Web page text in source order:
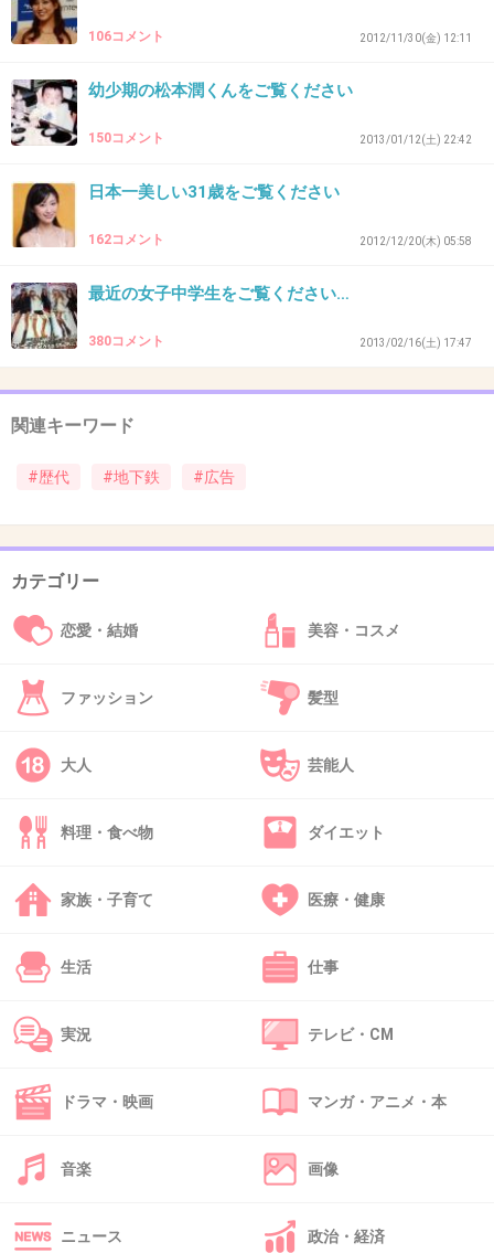
昔コンビニでバイトしてたけど、小さな店なの
に傘は何十本も忘れ物があった。
コンビニでさえあんなになるんだから、駅や電
車は傘の忘れ物が大量で場所をとってるに違い
ない。
山でやろう
後ろのオッサンにリュックが減り込んでますが
脇役が無表情でシュールで面白いww
32. 匿名 2013/04/03(水) 17:46:31
メガネのおじさん・おばさんの不幸人生www
33. 匿名 2013/04/03(水) 17:51:35
昔のは風刺画みたいだね。
34. 匿名 2013/04/03(水) 18:21:27
(///ω///)♪ホモォ
106コメント 2012/11/30(金) 12:11
幼少期の松本潤くんをご覧ください
150コメント 2013/01/12(土) 22:42
日本一美しい31歳をご覧ください
162コメント 2012/12/20(木) 05:58
最近の女子中学生をご覧ください…
380コメント 2013/02/16(土) 17:47
関連キーワード
#歴代 #地下鉄 #広告
カテゴリー
恋愛・結婚 美容・コスメ
ファッション 髪型
大人 芸能人
料理・食べ物 ダイエット
家族・子育て 医療・健康
生活 仕事
実況 テレビ・CM
ドラマ・映画 マンガ・アニメ・本
音楽 画像
ニュース 政治・経済